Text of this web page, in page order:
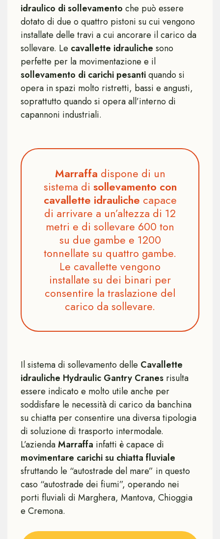
idraulico di sollevamento che può essere
dotato di due o quattro pistoni su cui vengono
installate delle travi a cui ancorare il carico da
sollevare. Le cavallette idrauliche sono
perfette per la movimentazione e il
sollevamento di carichi pesantiquando si
opera in spazi molto ristretti, bassi e angusti,
soprattutto quando si opera all’interno di
capannoni industriali.
Marraffa dispone di un
sistema di sollevamento con
cavallette idrauliche capace
di arrivare a un’altezza di 12
metri e di sollevare 600 ton
su due gambe e 1200
tonnellate su quattro gambe.
Le cavallette vengono
installate su dei binari per
consentire la traslazione del
carico da sollevare.
Il sistema di sollevamento delle Cavallette
idrauliche Hydraulic Gantry Cranes risulta
essere indicato e molto utile anche per
soddisfare le necessità di carico da banchina
su chiatta per consentire una diversa tipologia
di soluzione di trasporto intermodale.
L’aziendaMarraffa infatti è capace di
movimentare carichi su chiatta fluviale
sfruttando le “autostrade del mare” in questo
caso “autostrade dei fiumi”, operando nei
porti fluviali di Marghera, Mantova, Chioggia
e Cremona.